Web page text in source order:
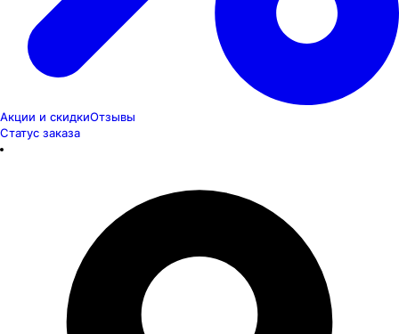
Акции и скидкиОтзывы
Статус заказа